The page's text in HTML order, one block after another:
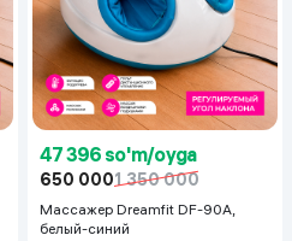
47 396 so'm/oyga
650 0001 350 000
Массажер Dreamfit DF-90A,
белый-синий